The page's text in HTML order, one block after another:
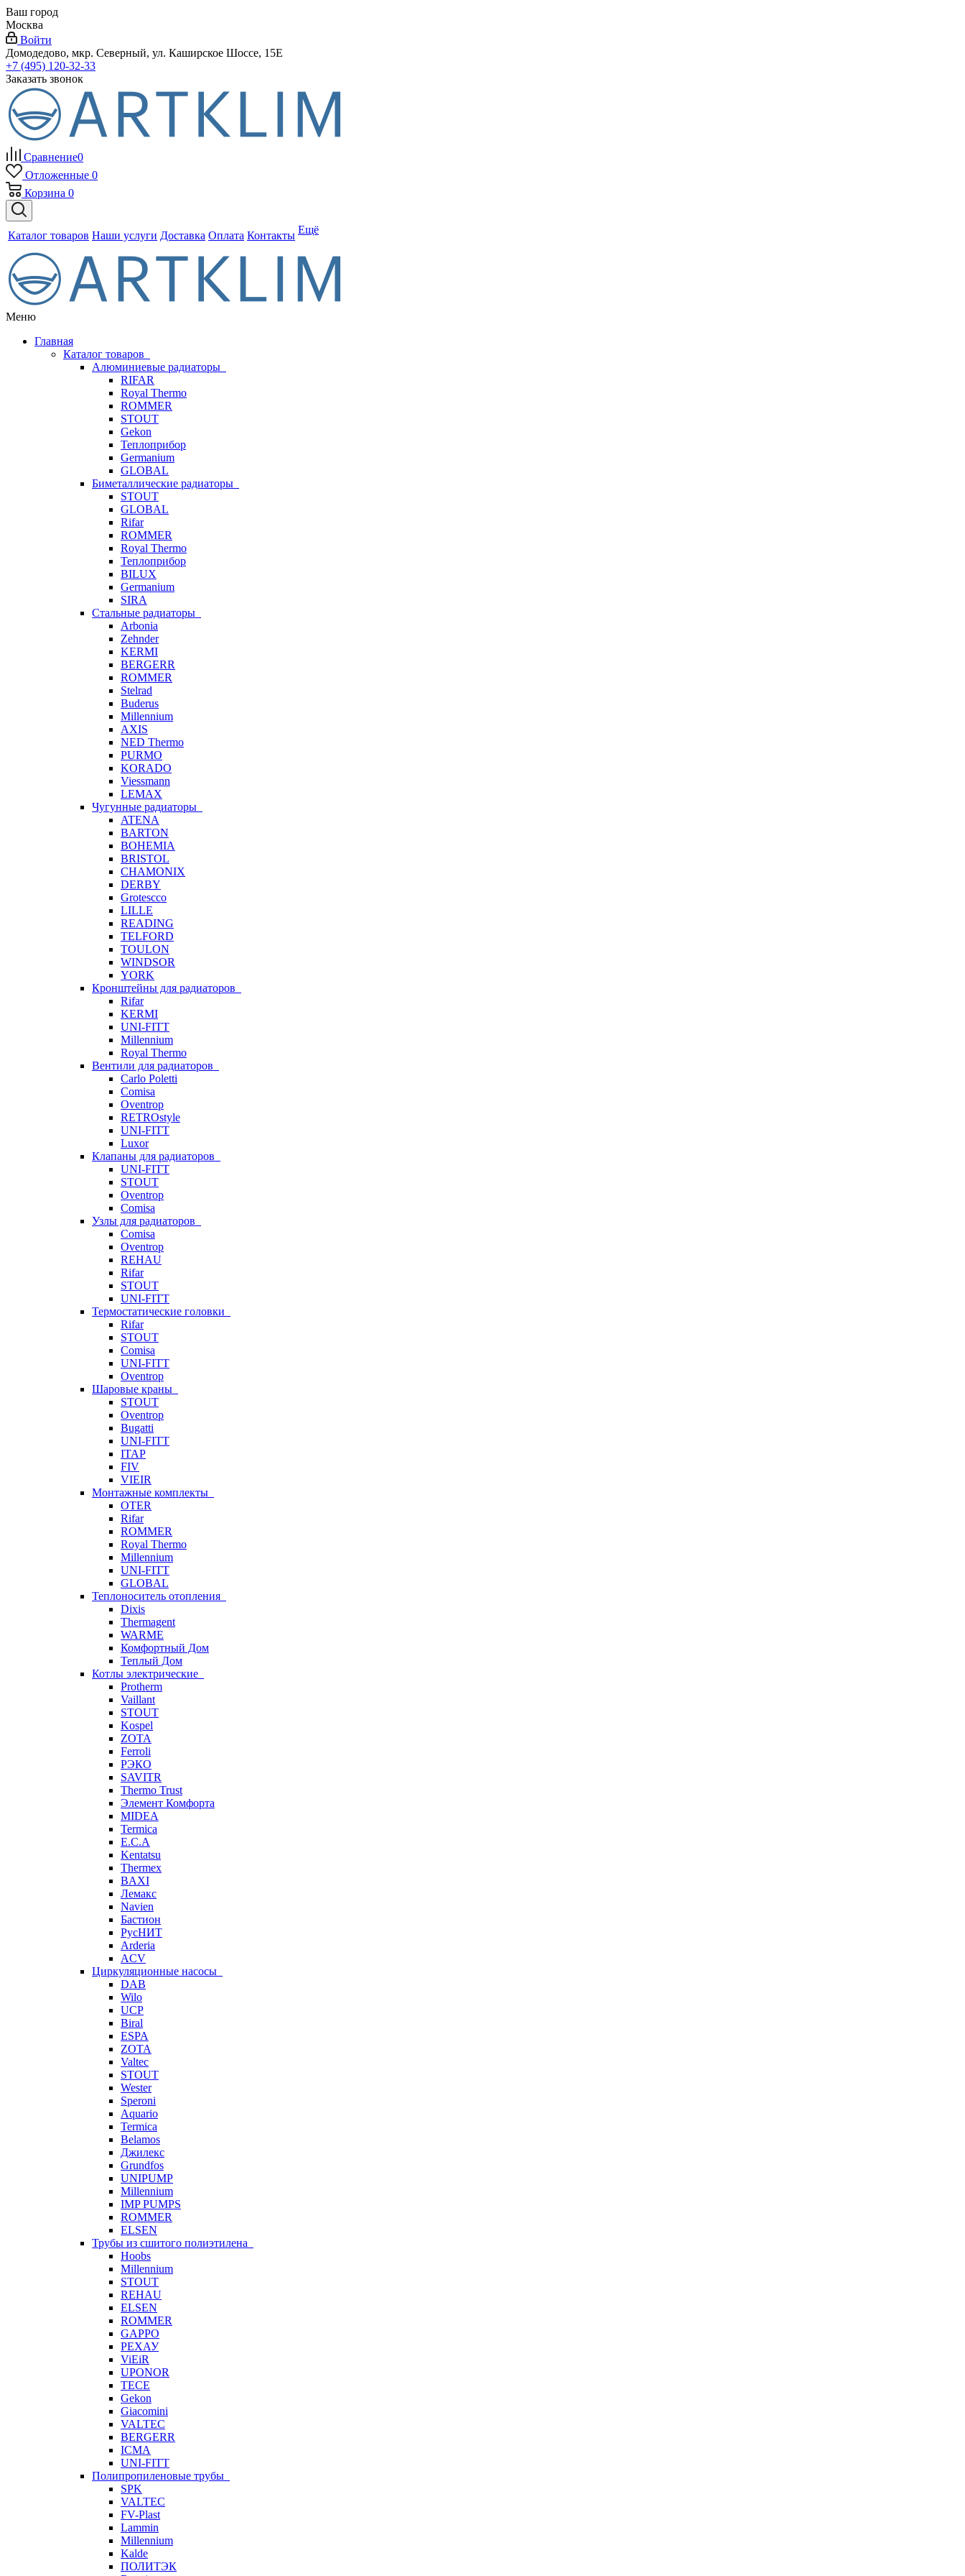
Ваш город
Москва
Войти
Домодедово, мкр. Северный, ул. Каширское Шоссе, 15Е
+7 (495) 120-32-33
Заказать звонок
Сравнение0
Отложенные 0
Корзина 0
Каталог товаров Наши услуги Доставка Оплата Контакты Ещё
Меню
Главная
Каталог товаров
Алюминиевые радиаторы
RIFAR
Royal Thermo
ROMMER
STOUT
Gekon
Теплоприбор
Germanium
GLOBAL
Биметаллические радиаторы
STOUT
GLOBAL
Rifar
ROMMER
Royal Thermo
Теплоприбор
BILUX
Germanium
SIRA
Стальные радиаторы
Arbonia
Zehnder
KERMI
BERGERR
ROMMER
Stelrad
Buderus
Millennium
AXIS
NED Thermo
PURMO
KORADO
Viessmann
LEMAX
Чугунные радиаторы
ATENA
BARTON
BOHEMIA
BRISTOL
CHAMONIX
DERBY
Grotescco
LILLE
READING
TELFORD
TOULON
WINDSOR
YORK
Кронштейны для радиаторов
Rifar
KERMI
UNI-FITT
Millennium
Royal Thermo
Вентили для радиаторов
Carlo Poletti
Comisa
Oventrop
RETROstyle
UNI-FITT
Luxor
Клапаны для радиаторов
UNI-FITT
STOUT
Oventrop
Comisa
Узлы для радиаторов
Comisa
Oventrop
REHAU
Rifar
STOUT
UNI-FITT
Термостатические головки
Rifar
STOUT
Comisa
UNI-FITT
Oventrop
Шаровые краны
STOUT
Oventrop
Bugatti
UNI-FITT
ITAP
FIV
VIEIR
Монтажные комплекты
OTER
Rifar
ROMMER
Royal Thermo
Millennium
UNI-FITT
GLOBAL
Теплоноситель отопления
Dixis
Thermagent
WARME
Комфортный Дом
Теплый Дом
Котлы электрические
Protherm
Vaillant
STOUT
Kospel
ZOTA
Ferroli
РЭКО
SAVITR
Thermo Trust
Элемент Комфорта
MIDEA
Termica
E.C.A
Kentatsu
Thermex
BAXI
Лемакс
Navien
Бастион
РусНИТ
Arderia
ACV
Циркуляционные насосы
DAB
Wilo
UCP
Biral
ESPA
ZOTA
Valtec
STOUT
Wester
Speroni
Aquario
Termica
Belamos
Джилекс
Grundfos
UNIPUMP
Millennium
IMP PUMPS
ROMMER
ELSEN
Трубы из сшитого полиэтилена
Hoobs
Millennium
STOUT
REHAU
ELSEN
ROMMER
GAPPO
РЕХАУ
ViEiR
UPONOR
TECE
Gekon
Giacomini
VALTEC
BERGERR
ICMA
UNI-FITT
Полипропиленовые трубы
SPK
VALTEC
FV-Plast
Lammin
Millennium
Kalde
ПОЛИТЭК